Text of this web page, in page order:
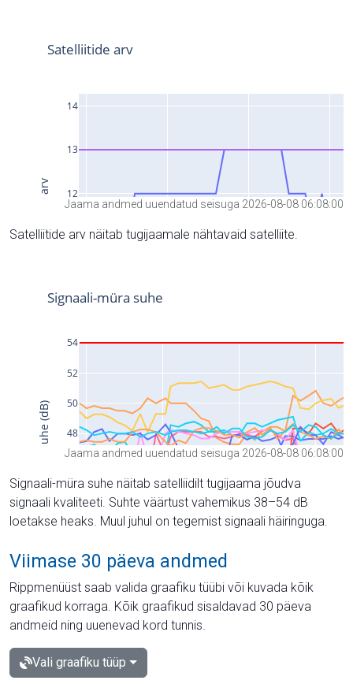
Jaama andmed uuendatud seisuga 2026-08-08 06:08:00
Satelliitide arv näitab tugijaamale nähtavaid satelliite.
Jaama andmed uuendatud seisuga 2026-08-08 06:08:00
Signaali-müra suhe näitab satelliidilt tugijaama jõudva
signaali kvaliteeti. Suhte väärtust vahemikus 38–54 dB
loetakse heaks. Muul juhul on tegemist signaali häiringuga.
Viimase 30 päeva andmed
Rippmenüüst saab valida graafiku tüübi või kuvada kõik
graafikud korraga. Kõik graafikud sisaldavad 30 päeva
andmeid ning uuenevad kord tunnis.
Vali graafiku tüüp